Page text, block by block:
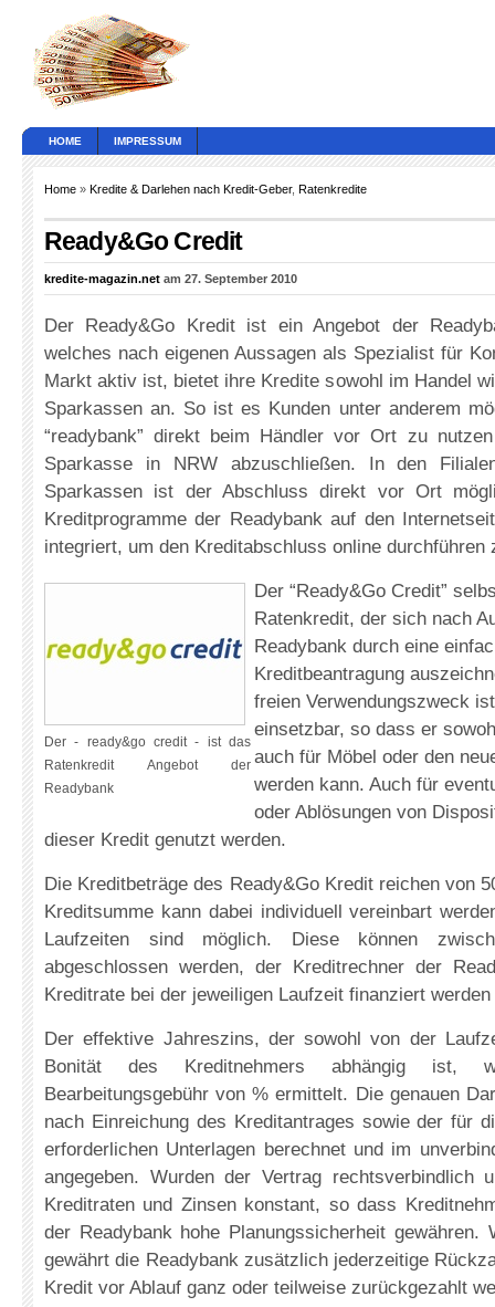
HOME IMPRESSUM
Home » Kredite & Darlehen nach Kredit-Geber, Ratenkredite
Ready&Go Credit
kredite-magazin.net am 27. September 2010
Der Ready&Go Kredit ist ein Angebot der
welches nach eigenen Aussagen als Spezialist für
Markt aktiv ist, bietet ihre Kredite sowohl im Handel
Sparkassen an. So ist es Kunden unter anderem
“readybank” direkt beim Händler vor Ort zu
Sparkasse in NRW abzuschließen. In den
Sparkassen ist der Abschluss direkt vor Ort
Kreditprogramme der Readybank auf den
integriert, um den Kreditabschluss online durchführen
Der - ready&go credit - ist das
Ratenkredit Angebot der
Readybank
Der “Ready&Go Credit”
Ratenkredit, der sich nach
Readybank durch eine
Kreditbeantragung
freien Verwendungszweck
einsetzbar, so dass er
auch für Möbel oder den
werden kann. Auch für
oder Ablösungen von
dieser Kredit genutzt werden.
Die Kreditbeträge des Ready&Go Kredit reichen von
Kreditsumme kann dabei individuell vereinbart
Laufzeiten sind möglich. Diese können
abgeschlossen werden, der Kreditrechner der
Kreditrate bei der jeweiligen Laufzeit finanziert
Der effektive Jahreszins, der sowohl von der
Bonität des Kreditnehmers abhängig ist,
Bearbeitungsgebühr von % ermittelt. Die genauen
nach Einreichung des Kreditantrages sowie der für
erforderlichen Unterlagen berechnet und im
angegeben. Wurden der Vertrag rechtsverbindlich
Kreditraten und Zinsen konstant, so dass
der Readybank hohe Planungssicherheit gewähren.
gewährt die Readybank zusätzlich jederzeitige
Kredit vor Ablauf ganz oder teilweise zurückgezahlt